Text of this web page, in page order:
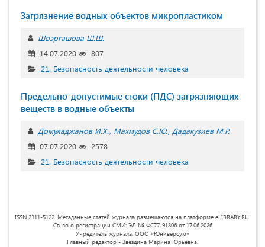
Загрязнение водных объектов микропластиком
Шоэргашова Ш.Ш.
14.07.2020
807
21. Безопасность деятельности человека
Предельно-допустимые стоки (ПДС) загрязняющих
веществ в водные объекты
Домуладжанов И.Х. Махмудов С.Ю. Дадакузиев М.Р.
07.07.2020
2578
21. Безопасность деятельности человека
ISSN 2311-5122. Метаданные статей журнала размещаются на платформе eLIBRARY.RU.
Св-во о регистрации СМИ: ЭЛ № ФС77-91806 от 17.06.2026
Учредитель журнала: ООО «Юниверсум»
Главный редактор - Звездина Марина Юрьевна.